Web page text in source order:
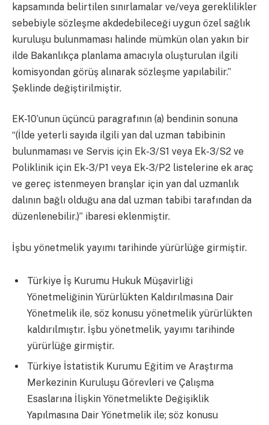
kapsamında belirtilen sınırlamalar ve/veya gereklilikler
sebebiyle sözleşme akdedebileceği uygun özel sağlık
kuruluşu bulunmaması halinde mümkün olan yakın bir
ilde Bakanlıkça planlama amacıyla oluşturulan ilgili
komisyondan görüş alınarak sözleşme yapılabilir.”
Şeklinde değiştirilmiştir.
EK-10’unun üçüncü paragrafının (a) bendinin sonuna
“(İlde yeterli sayıda ilgili yan dal uzman tabibinin
bulunmaması ve Servis için Ek-3/S1 veya Ek-3/S2 ve
Poliklinik için Ek-3/P1 veya Ek-3/P2 listelerine ek araç
ve gereç istenmeyen branşlar için yan dal uzmanlık
dalının bağlı olduğu ana dal uzman tabibi tarafından da
düzenlenebilir.)” ibaresi eklenmiştir.
İşbu yönetmelik yayımı tarihinde yürürlüğe girmiştir.
Türkiye İş Kurumu Hukuk Müşavirliği
Yönetmeliğinin Yürürlükten Kaldırılmasına Dair
Yönetmelik ile, söz konusu yönetmelik yürürlükten
kaldırılmıştır. İşbu yönetmelik, yayımı tarihinde
yürürlüğe girmiştir.
Türkiye İstatistik Kurumu Eğitim ve Araştırma
Merkezinin Kuruluşu Görevleri ve Çalışma
Esaslarına İlişkin Yönetmelikte Değişiklik
Yapılmasına Dair Yönetmelik ile; söz konusu